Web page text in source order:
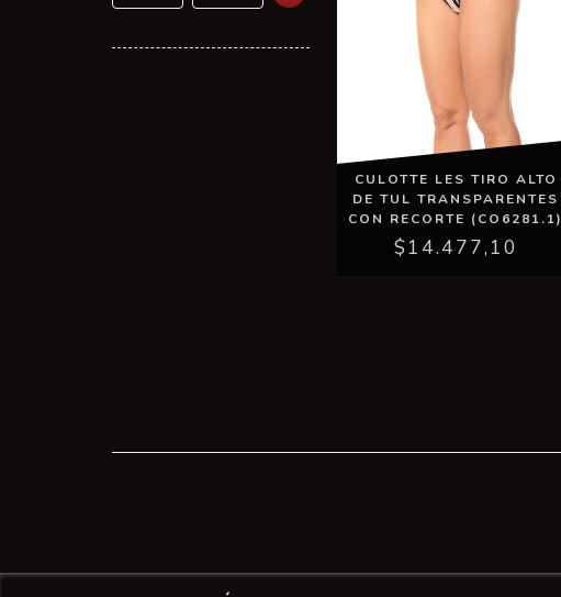
CULOTTE LES TIRO ALTO
DE TUL TRANSPARENTES
CON RECORTE (CO6281.1)
$14.477,10